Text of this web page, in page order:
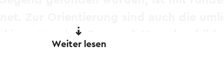
Messing-Gravurplatten
Weiter lesen